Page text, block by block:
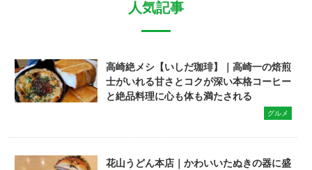
人気記事
高崎絶メシ【いしだ珈琲】｜高崎一の焙煎
士がいれる甘さとコクが深い本格コーヒー
と絶品料理に心も体も満たされる
グルメ
花山うどん本店｜かわいいたぬきの器に盛